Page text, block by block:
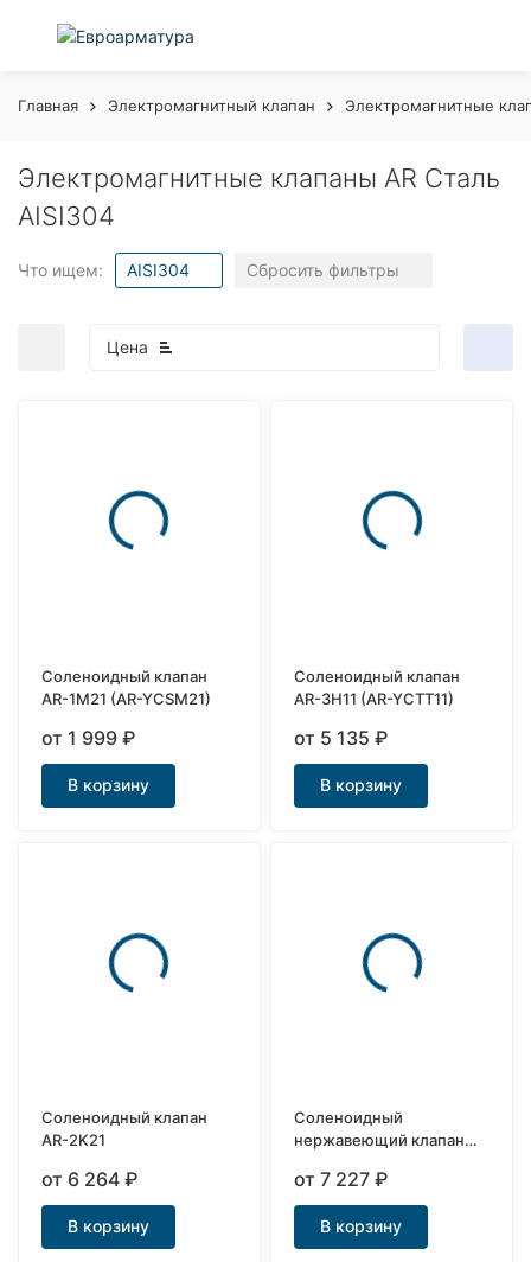
Главная Электромагнитный клапан Электромагнитные
Электромагнитные клапаны AR Сталь
AISI304
Что ищем: AISI304 Сбросить фильтры
Цена
Соленоидный клапан
AR-1M21 (AR-YCSM21)
от 1 999₽
В корзину
Соленоидный клапан
AR-3H11 (AR-YCTT11)
от 5 135₽
В корзину
Соленоидный клапан
AR-2K21
от 6 264₽
В корзину
Соленоидный
нержавеющий клапан
от 7 227₽
В корзину